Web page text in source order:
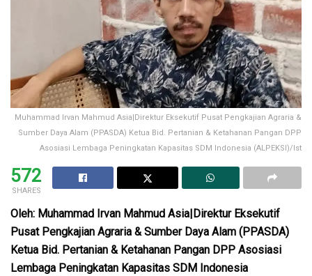
Muhammad Irvan Mahmud Asia|Direktur Eksekutif Pusat Pengkajian Agraria &
Sumber Daya Alam (PPASDA) Ketua Bid. Pertanian & Ketahanan Pangan DPP
Asosiasi Lembaga Peningkatan Kapasitas SDM Indonesia (ALPEKSI)/Ist
572
SHARES
Oleh: Muhammad Irvan Mahmud Asia|Direktur Eksekutif
Pusat Pengkajian Agraria & Sumber Daya Alam (PPASDA)
Ketua Bid. Pertanian & Ketahanan Pangan DPP Asosiasi
Lembaga Peningkatan Kapasitas SDM Indonesia